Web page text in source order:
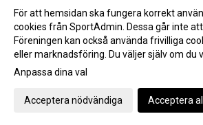
Gå till Webbversion
För att hemsidan ska fungera korrekt
cookies från SportAdmin. Dessa går inte
Föreningen kan också använda frivilliga
eller marknadsföring. Du väljer själv om du
Anpassa dina val
Acceptera nödvändiga Acceptera